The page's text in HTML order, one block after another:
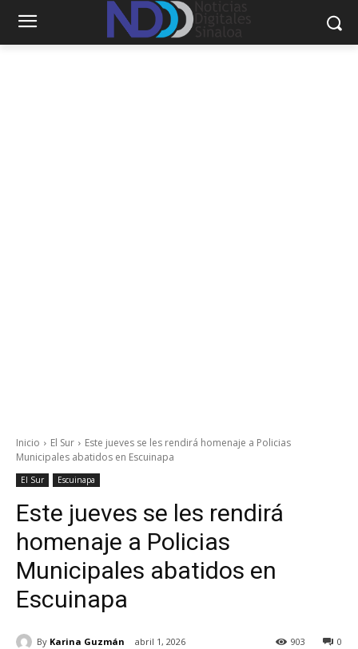
Inicio El Sur
Este jueves se les rendirá homenaje a Policias
Municipales abatidos en Escuinapa
El Sur Escuinapa
Este jueves se les rendirá
homenaje a Policias
Municipales abatidos en
Escuinapa
By Karina Guzmán abril 1, 2026 0
903